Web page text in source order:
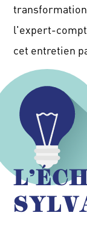
l'expert-
cet entretien